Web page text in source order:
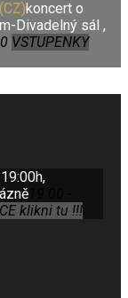
koncert o
Divadelný sál ,
VSTUPENKY
klikni tu !!!